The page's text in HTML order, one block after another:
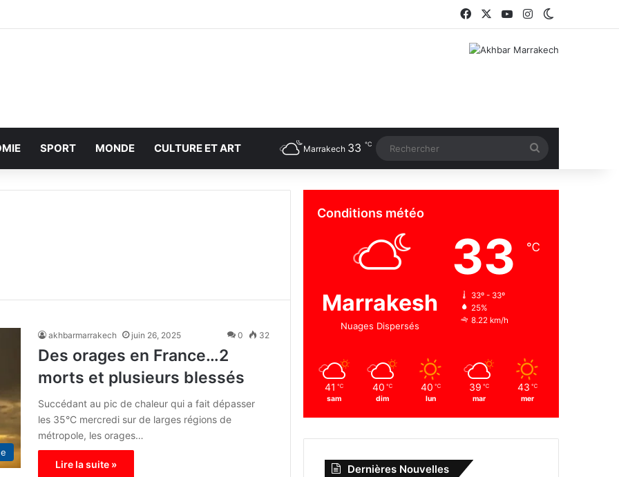
Facebook YouTubeInstagram
SPORT MONDE CULTURE ET ART Marrakech 33 ℃
akhbarmarrakech juin 26, 2025 0 32
Des orages en France…2
morts et plusieurs blessés
Succédant au pic de chaleur qui a fait dépasser
les 35°C mercredi sur de larges régions de
métropole, les orages…
Lire la suite »
Conditions météo
Marrakesh
Nuages Dispersés
33 ℃
33º - 33º
25%
8.22 km/h
41 ℃
sam
40 ℃
dim
40 ℃
lun
39 ℃
mar
43 ℃
mer
Dernières Nouvelles